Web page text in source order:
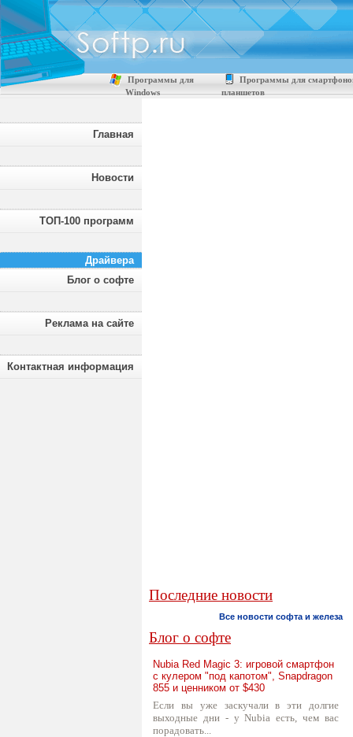
Программы для
Windows
Программы для
планшетов
Главная
Новости
ТОП-100 программ
Драйвера
Блог о софте
Реклама на сайте
Контактная информация
Последние новости
Все новости софта и железа
Блог о софте
Nubia Red Magic 3: игровой смартфон
с кулером "под капотом", Snapdragon
855 и ценником от $430
Если вы уже заскучали в эти долгие
выходные дни - у Nubia есть, чем вас
порадовать...